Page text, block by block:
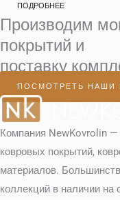
ПОДРОБНЕЕ
Производим
покрытий и
поставку
ПОСМОТРЕТЬ НАШИ
Компания NewKovrolin
ковровых покрытий,
материалов.
коллекций в наличии на